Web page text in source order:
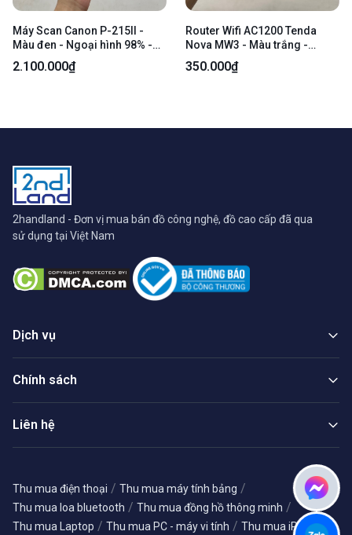
Máy Scan Canon P-215II -
Màu đen - Ngoại hình 98% -
Kèm box + 2 cáp kết nối
2.100.000₫
Router Wifi AC1200 Tenda
Nova MW3 - Màu trắng -
Ngoại hình 97% - Kèm nguồn
350.000₫
2handland - Đơn vị mua bán đồ công nghệ, đồ cao cấp đã qua
sử dụng tại Việt Nam
Dịch vụ
Chính sách
Liên hệ
Thu mua điện thoại / Thu mua máy tính bảng /
Thu mua loa bluetooth / Thu mua đồng hồ thông minh /
Thu mua Laptop / Thu mua PC - máy vi tính / Thu mua iPhone /